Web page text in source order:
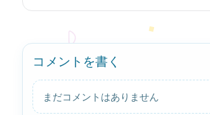
コメントを書く
まだコメントはありません